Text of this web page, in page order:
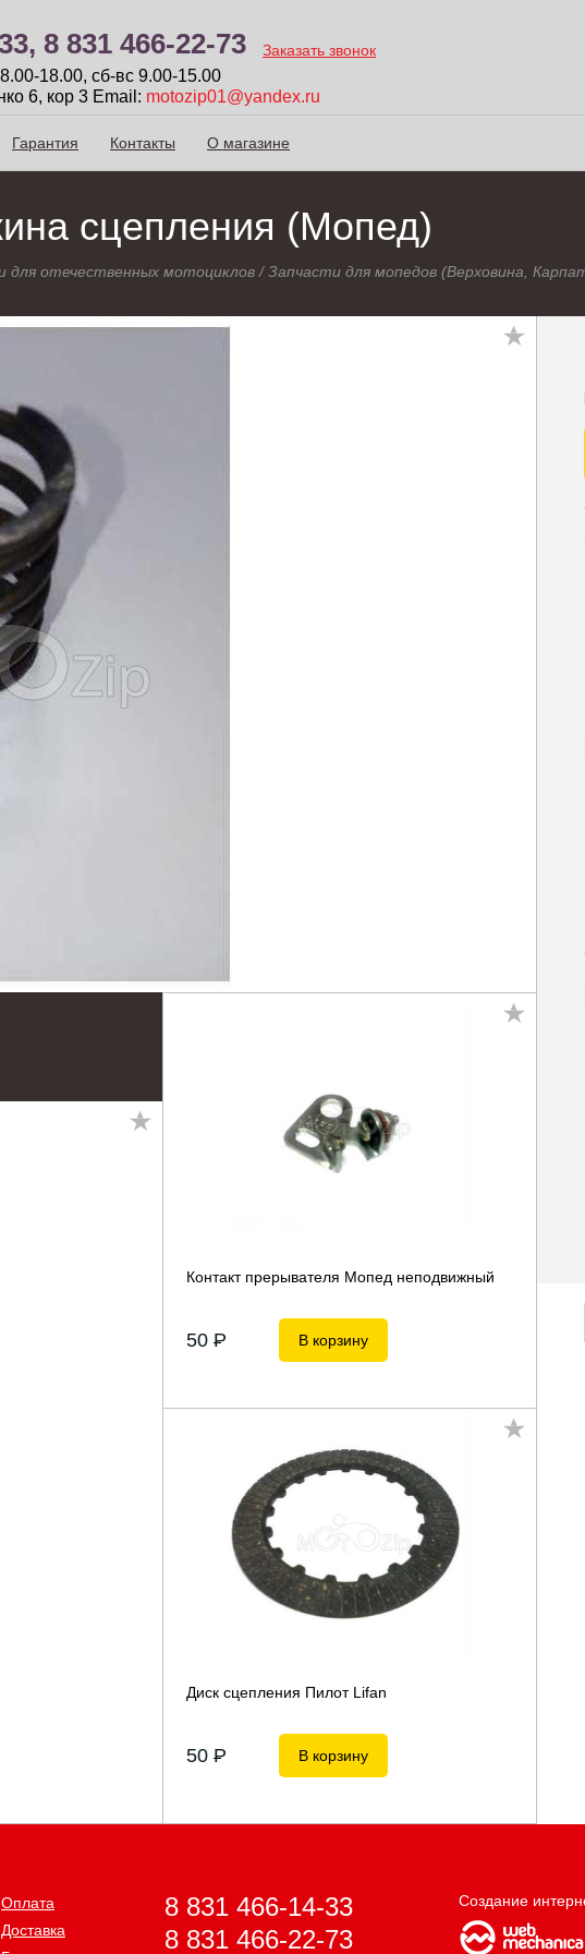
8 831 466-22-73 Заказать звонок
18.00, сб-вc 9.00-15.00
6, кор 3 Email: motozip01@yandex.ru
Гарантия Контакты О магазине
сцепления (Мопед)
для отечественных мотоциклов/Запчасти для мопедов (Верховина,
Контакт прерывателя Мопед неподвижный
50 P В корзину
Диск сцепления Пилот Lifan
50 P В корзину
Оплата
Доставка
8 831 466-14-33
8 831 466-22-73
Создание